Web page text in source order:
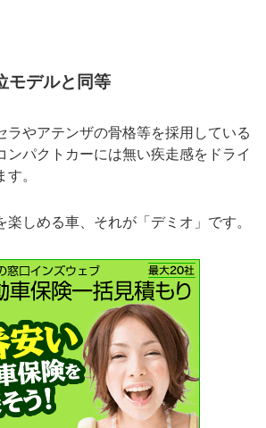
モデルと同等
ラやアテンザの骨格等を採用している
ンパクトカーには無い疾走感をドライ
。
楽しめる車、それが「デミオ」です。